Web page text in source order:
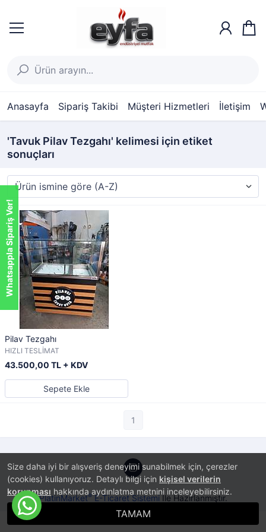
Anasayfa Sipariş Takibi Müşteri Hizmetleri İletişim
Size daha iyi bir alışveriş deneyimi sunabilmek için, çerezler
(cookies) kullanıyoruz. Detaylı bilgi için kişisel verilerin
korunması hakkında aydınlatma metnini inceleyebilirsiniz.
TAMAM
'Tavuk Pilav Tezgahı' kelimesi için etiket
sonuçları
Pilav Tezgahı
HIZLI TESLİMAT
43.500,00 TL + KDV
Sepete Ekle
1
PlatinMarket®E-Ticaret Sistemiİle Hazırlanmıştır.
Whatsappla Sipariş Ver!